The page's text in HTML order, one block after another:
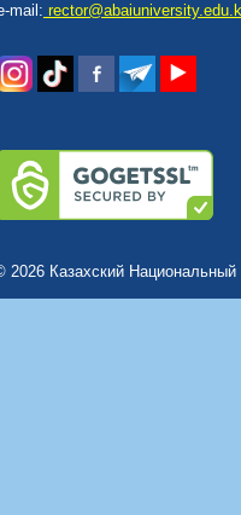
mail:
2026 Казахский Национальный